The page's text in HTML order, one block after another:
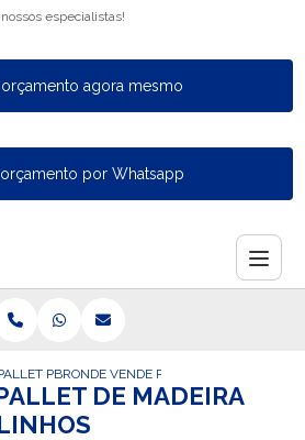
especialistas!
orçamento agora mesmo
orçamento por Whatsapp
PBRONDE VENDE PALLET DE MADEIRA
DE MADEIRA